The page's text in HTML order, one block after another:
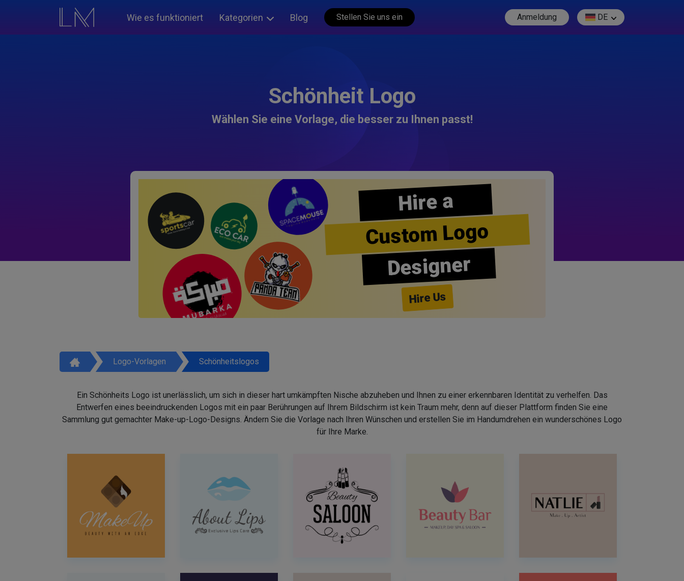
Wie es funktioniert Kategorien Blog Stellen Sie uns ein Anmeldung DE
Schönheit Logo
Wählen Sie eine Vorlage, die besser zu Ihnen passt!
Hire a
Custom Logo
Designer
Hire Us
Logo-Vorlagen Schönheitslogos
Ein Schönheits Logo ist unerlässlich, um sich in dieser hart umkämpften Nische abzuheben und Ihnen zu einer erkennbaren Identität zu verhelfen. Das
Entwerfen eines beeindruckenden Logos mit ein paar Berührungen auf Ihrem Bildschirm ist kein Traum mehr, denn auf dieser Plattform finden Sie eine
Sammlung gut gemachter Make-up-Logo-Designs. Ändern Sie die Vorlage nach Ihren Wünschen und erstellen Sie im Handumdrehen ein wunderschönes Logo
für Ihre Marke.